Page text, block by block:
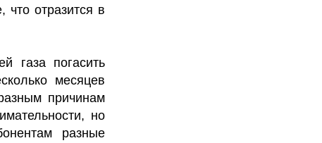
отразится в
газа погасить
месяцев
причинам
но
разные